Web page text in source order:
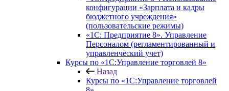
конфигурации «Зарплата и кадры
бюджетного учреждения»
(пользовательские режимы)
«1С: Предприятие 8». Управление
Персоналом (регламентированный и
управленческий учет)
Курсы по «1С:Управление торговлей 8»
Назад
Курсы по «1С:Управление торговлей